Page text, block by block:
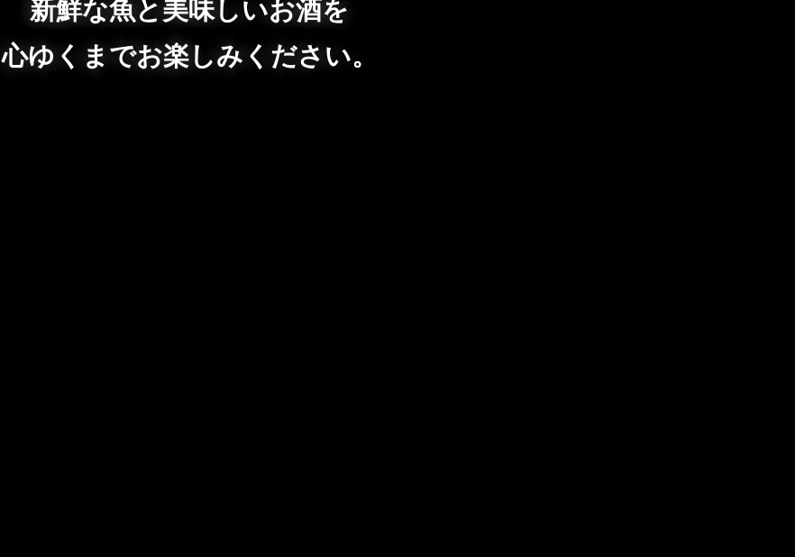
新鮮な魚と美味しいお酒を
心ゆくまでお楽しみください。